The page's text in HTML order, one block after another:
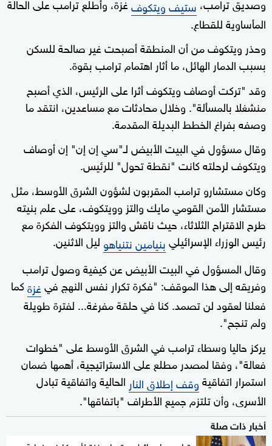
ستيف ويتكوف
المأساوية للقطاع.
وحذر ويتكوف من أن المنطقة أصبحت غير صالحة للسكن
بسبب الدمار الهائل، ما أثار اهتمام ترامب بقوة.
وقد "تركت أوصاف ويتكوف أثرا على الرئيس، الذي أصبح
منشغلا بالمسألة". وخلال محادثات مع مساعدين، انتقد ما
وصفه بفراغ الخطط البديلة المقدمة.
وقال مسؤول في البيت الأبيض لـ"سي إن إن" إن أوصاف
ويتكوف لرحلته كانت "نقطة تحول" للرئيس.
وكان مستشارو ترامب المقربون لشؤون الشرق الأوسط، مثل
مستشار الأمن القومي مايك والتز وويتكوف، على علم بنيته
طرح الاقتراح الثلاثاء، حيث ناقش والتز وويتكوف الفكرة مع
رئيس الوزراء الإسرائيليبنيامين نتنياهو ليل الاثنين.
وقال المسؤول في البيت الأبيض عن كيفية وصول ترامب
وفريقه إلى هذا الموقف: "فكرة تكرار نفس النهج فيغزةكما
فعلنا لعقود لن تصمد. كنا في حلقة مفرغة... لفترة طويلة
ولم تنجح".
يركز حاليا وسطاء ترامب في الشرق الأوسط على "خطوات
فعالة"، وفقا لمصدر مطلع على الاستراتيجية، أهمها ضمان
استمرار اتفاقيةوقف إطلاق النار الحالية واتفاقية تبادل
الأسرى، وأن تلتزم جميع الأطراف "باتفاقها".
أخبار ذات صلة